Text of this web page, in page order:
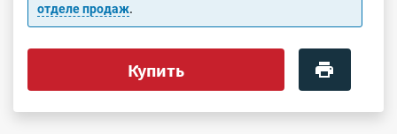
отделе продаж.
Купить